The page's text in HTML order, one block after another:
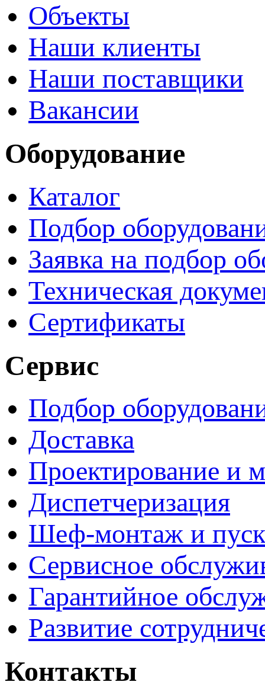
Объекты
Наши клиенты
Наши поставщики
Вакансии
Оборудование
Каталог
Подбор
Заявка на подбор
Техническая
Сертификаты
Сервис
Подбор
Доставка
Проектирование и
Диспетчеризация
Шеф-монтаж и
Сервисное
Гарантийное
Развитие
Контакты